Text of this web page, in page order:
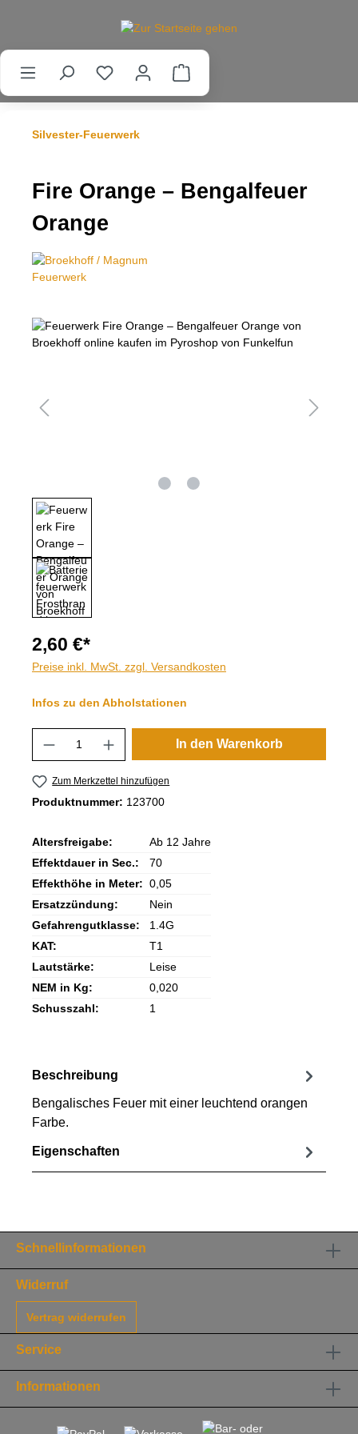
Silvester-Feuerwerk
Fire Orange – Bengalfeuer
Orange
Bildergalerie überspringen
2,60 €*
Preise inkl. MwSt. zzgl. Versandkosten
Infos zu den Abholstationen
Produkt Anzahl: Gib den gewünschten
In den Warenkorb
Zum Merkzettel hinzufügen
Produktnummer: 123700
Altersfreigabe:
Ab 12 Jahre
Effektdauer in Sec.:
70
Effekthöhe in Meter: 0,05
Ersatzzündung:
Nein
Gefahrengutklasse:
1.4G
KAT:
T1
Lautstärke:
Leise
NEM in Kg:
0,020
Schusszahl:
1
Beschreibung
Bengalisches Feuer mit einer leuchtend orangen
Farbe.
Eigenschaften
Schnellinformationen
Widerruf
Vertrag widerrufen
Service
Informationen